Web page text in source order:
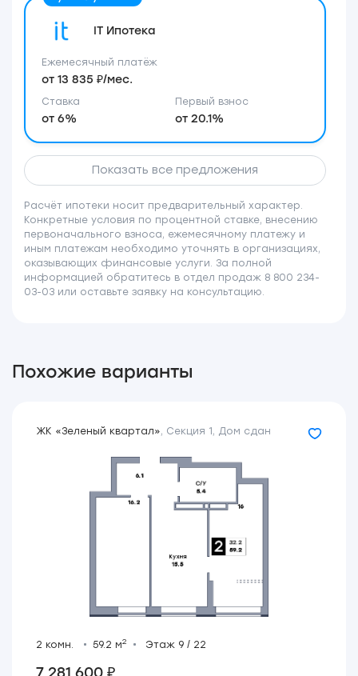
IT Ипотека
Ставка
от 6%
Первый взнос
от 20.1%
Ежемесячный платёж
от 13 835 ₽/мес.
Показать все предложения
Расчёт ипотеки носит предварительный характер.
Конкретные условия по процентной ставке, внесению
первоначального взноса, ежемесячному платежу и
иным платежам необходимо уточнять в организациях,
оказывающих финансовые услуги. За полной
информацией обратитесь в отдел продаж 8 800 234-
03-03 или оставьте заявку на консультацию.
Похожие варианты
ЖК «Зеленый квартал», Секция 1 , Дом сдан
2 комн. 59.2 м2 Этаж 9 / 22
7 281 600 ₽